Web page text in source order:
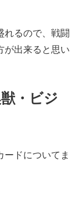
れるので、戦闘
が出来ると思い
・ビジ
ドについてま